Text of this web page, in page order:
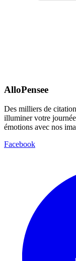
AlloPensee
Des milliers de
illuminer votre
émotions avec nos
Facebook